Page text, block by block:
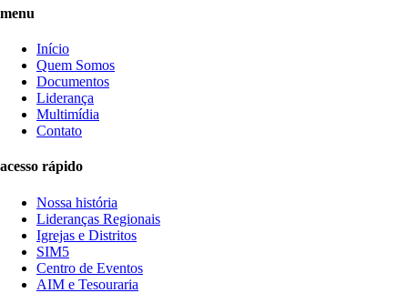
menu
Início
Quem Somos
Documentos
Liderança
Multimídia
Contato
acesso rápido
Nossa história
Lideranças Regionais
Igrejas e Distritos
SIM5
Centro de Eventos
AIM e Tesouraria